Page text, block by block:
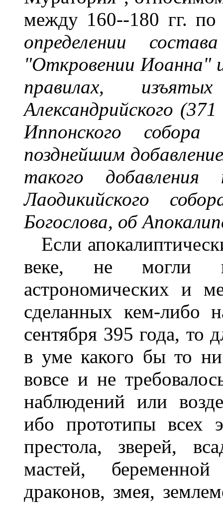
между 160--180 гг.
определении
"Откровении Иоанна"
правилах,
Александрийского (371
Иппонского
позднейшим
такого
Лаодикийского
Богослова, об
Если
веке, не могли
астрономических и
сделанных кем-либо
сентября 395 года, то
в уме какого бы то ни
вовсе и не
наблюдений или
ибо прототипы всех
престола, зверей,
мастей,
драконов, змея,